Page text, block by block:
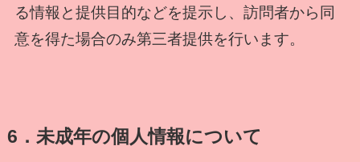
る情報と提供目的などを提示し、訪問者から同
意を得た場合のみ第三者提供を行います。
6．未成年の個人情報について